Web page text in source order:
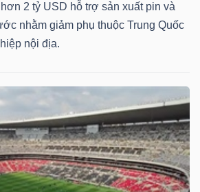
2 tỷ USD hỗ trợ sản xuất pin và
nhằm giảm phụ thuộc Trung Quốc
nội địa.